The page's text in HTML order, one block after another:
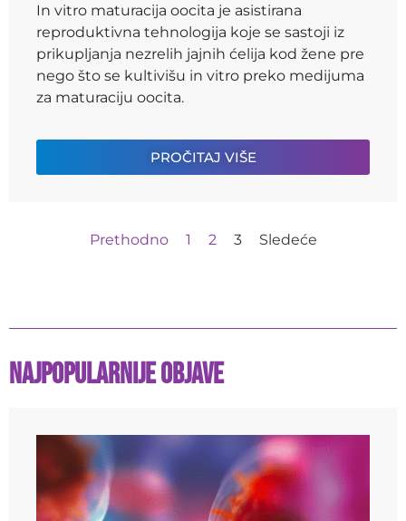
In vitro maturacija oocita je asistirana
reproduktivna tehnologija koje se sastoji iz
prikupljanja nezrelih jajnih ćelija kod žene pre
nego što se kultivišu in vitro preko medijuma
za maturaciju oocita.
PROČITAJ VIŠE
Prethodno 1 2 3 Sledeće
Najpopularnije objave